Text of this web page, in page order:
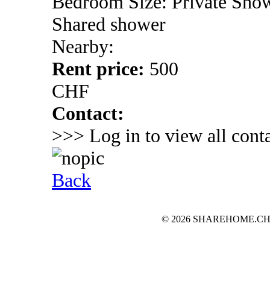
Shared shower
Nearby:
Rent price: 500
CHF
Contact:
>>> Log in to view all
Back
© 2026